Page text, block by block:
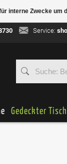
Service:
Gedeckter Tisch
interne Zwecke um